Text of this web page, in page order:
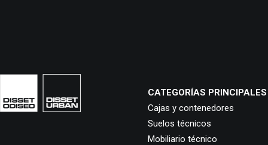
CATEGORÍAS PRINCIPALES
Cajas y contenedores
Suelos técnicos
Mobiliario técnico